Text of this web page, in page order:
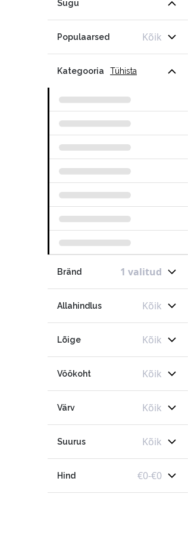
Sugu
Populaarsed Kõik
Kategooria Tühista
Bränd 1 valitud
Allahindlus Kõik
Lõige Kõik
Vöökoht Kõik
Värv Kõik
Suurus Kõik
Hind €0-€0